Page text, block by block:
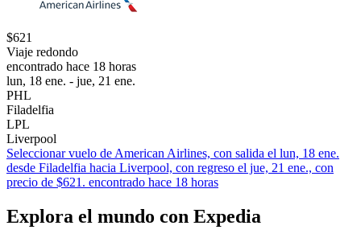
$621
Viaje redondo
encontrado hace 18 horas
lun, 18 ene. - jue, 21 ene.
PHL
Filadelfia
LPL
Liverpool
Seleccionar vuelo de American Airlines, con salida el lun, 18 ene.
desde Filadelfia hacia Liverpool, con regreso el jue, 21 ene., con
precio de $621. encontrado hace 18 horas
Explora el mundo con Expedia